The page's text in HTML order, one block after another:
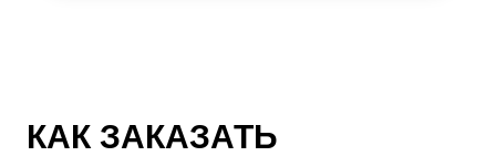
КАК ЗАКАЗАТЬ